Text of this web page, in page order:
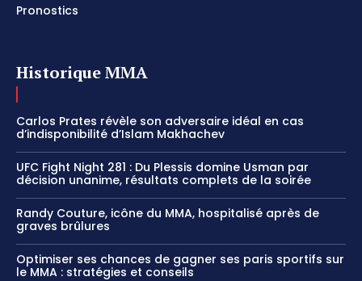
Pronostics
Historique MMA
Carlos Prates révèle son adversaire idéal en cas
d’indisponibilité d’Islam Makhachev
UFC Fight Night 281 : Du Plessis domine Usman par
décision unanime, résultats complets de la soirée
Randy Couture, icône du MMA, hospitalisé après de
graves brûlures
Optimiser ses chances de gagner ses paris sportifs sur
le MMA : stratégies et conseils